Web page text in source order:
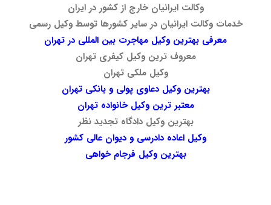
وکالت ایرانیان خارج از کشور در ایران
خدمات وکالت ایرانیان در سایر کشورها توسط وکیل رسمی
معرفی بهترین وکیل مهاجرت بین المللی در تهران
معروف ترین وکیل کیفری تهران
وکیل ملکی تهران
بهترین وکیل دعاوی پولی و بانکی تهران
معتبر ترین وکیل خانواده تهران
بهترین وکیل دادگاه تجدید نظر
وکیل اعاده دادرسی و دیوان عالی کشور
بهترین وکیل فرجام خواهی